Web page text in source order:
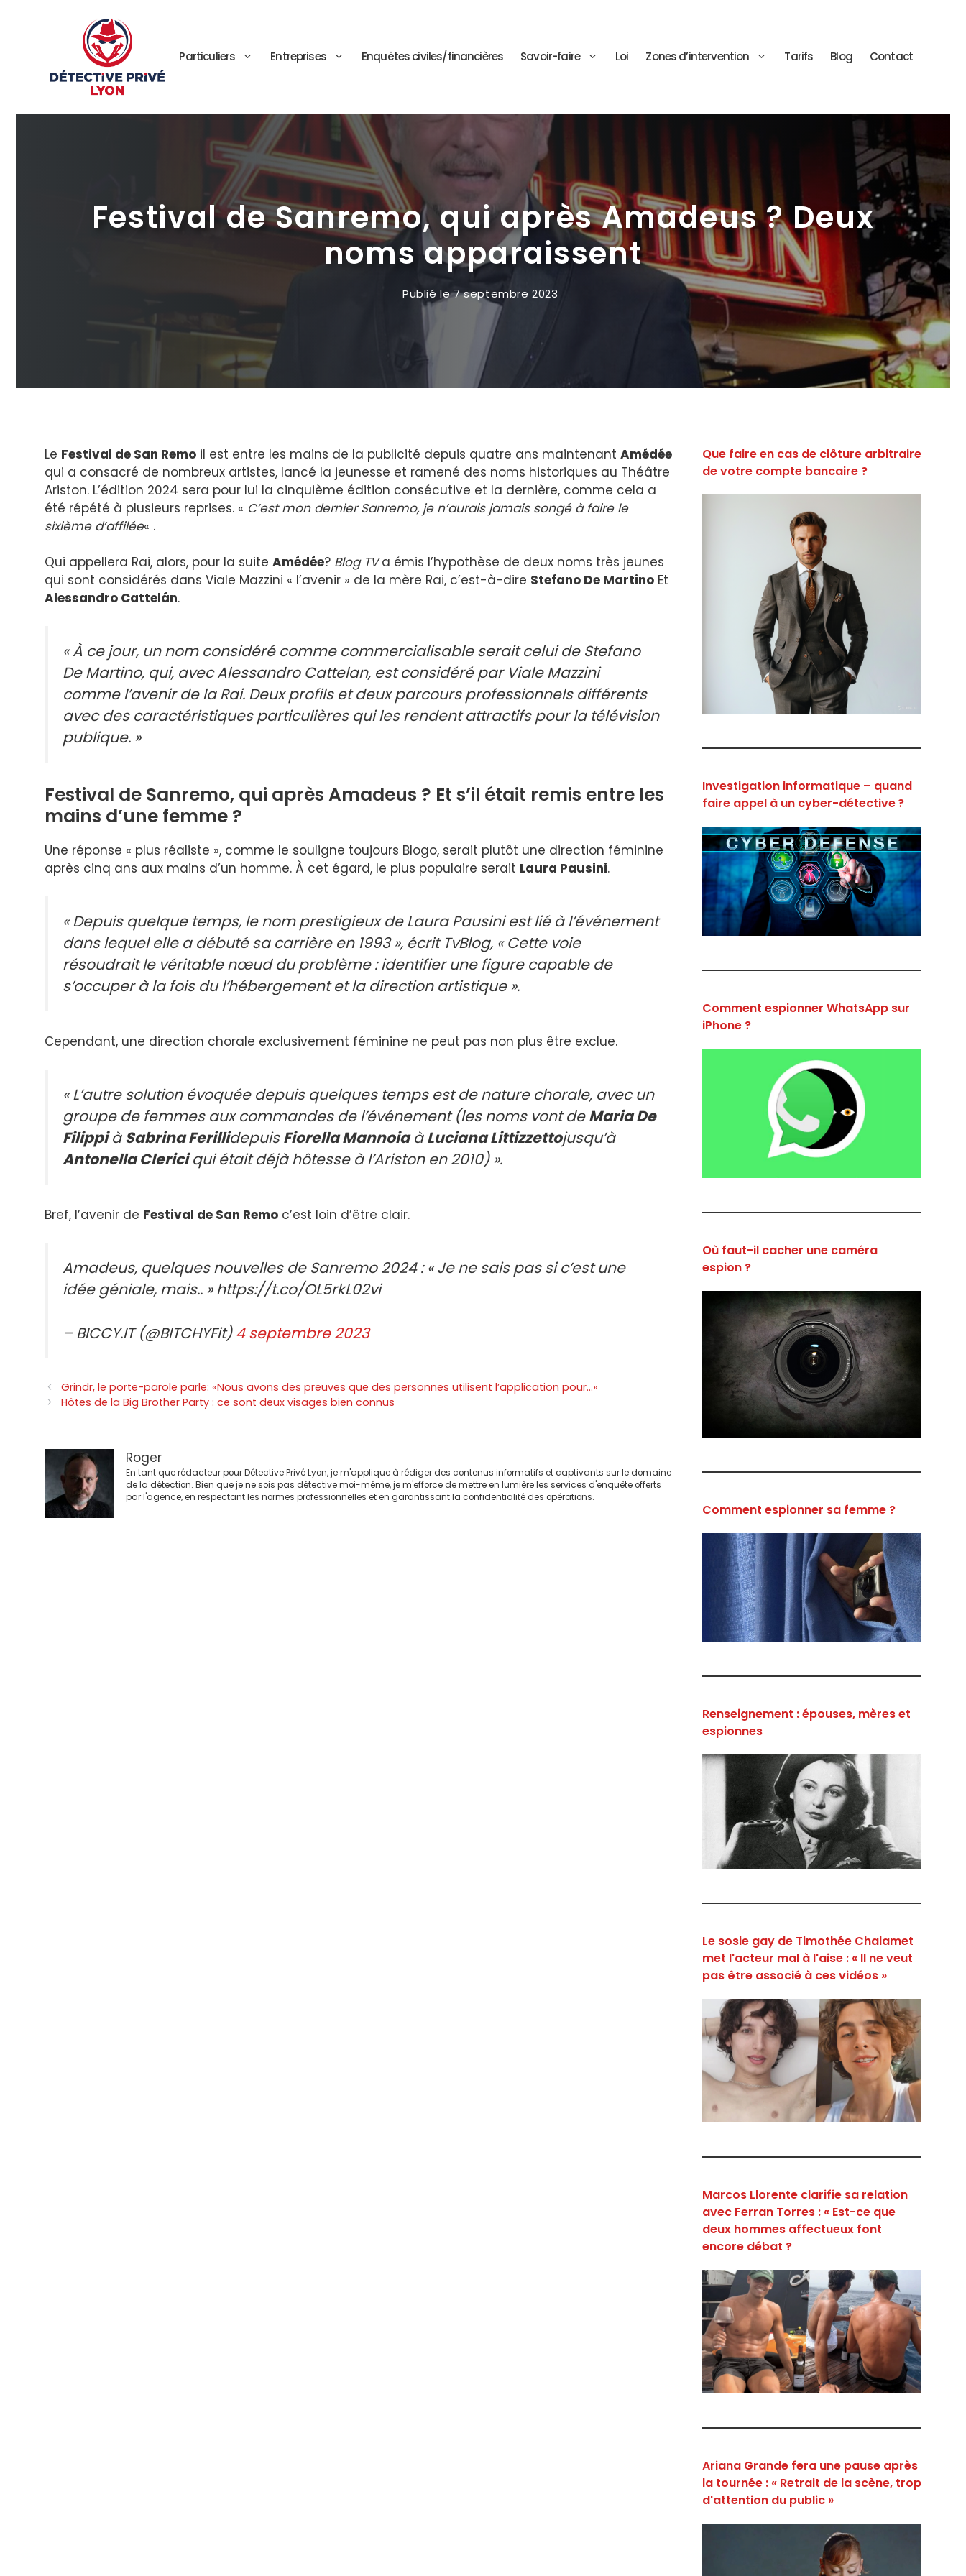
Particuliers Entreprises Enquêtes civiles/financières Savoir-faire Loi Zones d’intervention Tarifs Blog Contact
Festival de Sanremo, qui après Amadeus ? Deux
noms apparaissent
Publié le7 septembre 2023
Le Festival de San Remo il est entre les mains de la publicité depuis quatre ans maintenant Amédée
qui a consacré de nombreux artistes, lancé la jeunesse et ramené des noms historiques au Théâtre
Ariston. L’édition 2024 sera pour lui la cinquième édition consécutive et la dernière, comme cela a
été répété à plusieurs reprises. « C’est mon dernier Sanremo, je n’aurais jamais songé à faire le
sixième d’affilée« .
Qui appellera Rai, alors, pour la suite Amédée? Blog TVa émis l’hypothèse de deux noms très jeunes
qui sont considérés dans Viale Mazzini « l’avenir » de la mère Rai, c’est-à-dire Stefano De Martino Et
Alessandro Cattelán.
« À ce jour, un nom considéré comme commercialisable serait celui de Stefano
De Martino, qui, avec Alessandro Cattelan, est considéré par Viale Mazzini
comme l’avenir de la Rai. Deux profils et deux parcours professionnels différents
avec des caractéristiques particulières qui les rendent attractifs pour la télévision
publique. »
Festival de Sanremo, qui après Amadeus ? Et s’il était remis entre les
mains d’une femme ?
Une réponse « plus réaliste », comme le souligne toujours Blogo, serait plutôt une direction féminine
après cinq ans aux mains d’un homme. À cet égard, le plus populaire serait Laura Pausini.
« Depuis quelque temps, le nom prestigieux de Laura Pausini est lié à l’événement
dans lequel elle a débuté sa carrière en 1993 », écrit TvBlog, « Cette voie
résoudrait le véritable nœud du problème : identifier une figure capable de
s’occuper à la fois du l’hébergement et la direction artistique ».
Cependant, une direction chorale exclusivement féminine ne peut pas non plus être exclue.
« L’autre solution évoquée depuis quelques temps est de nature chorale, avec un
groupe de femmes aux commandes de l’événement (les noms vont deMaria De
FilippiàSabrina FerillidepuisFiorella MannoiaàLuciana Littizzettojusqu’à
Antonella Clericiqui était déjà hôtesse à l’Ariston en 2010) ».
Bref, l’avenir de Festival de San Remo c’est loin d’être clair.
Amadeus, quelques nouvelles de Sanremo 2024 : « Je ne sais pas si c’est une
idée géniale, mais.. » https://t.co/OL5rkL02vi
– BICCY.IT (@BITCHYFit)4 septembre 2023
Navigation
des
Grindr, le porte-parole parle: «Nous avons des preuves que des personnes utilisent l’application pour…»
Hôtes de la Big Brother Party : ce sont deux visages bien connus
Roger
En tant que rédacteur pour Détective Privé Lyon, je m'applique à rédiger des contenus informatifs et captivants sur le domaine
de la détection. Bien que je ne sois pas détective moi-même, je m'efforce de mettre en lumière les services d'enquête offerts
par l'agence, en respectant les normes professionnelles et en garantissant la confidentialité des opérations.
Que faire en cas de clôture arbitraire
de votre compte bancaire ?
Investigation informatique – quand
faire appel à un cyber-détective ?
Comment espionner WhatsApp sur
iPhone ?
Où faut-il cacher une caméra
espion ?
Comment espionner sa femme ?
Renseignement : épouses, mères et
espionnes
Le sosie gay de Timothée Chalamet
met l'acteur mal à l'aise : « Il ne veut
pas être associé à ces vidéos »
Marcos Llorente clarifie sa relation
avec Ferran Torres : « Est-ce que
deux hommes affectueux font
encore débat ?
Ariana Grande fera une pause après
la tournée : « Retrait de la scène, trop
d'attention du public »